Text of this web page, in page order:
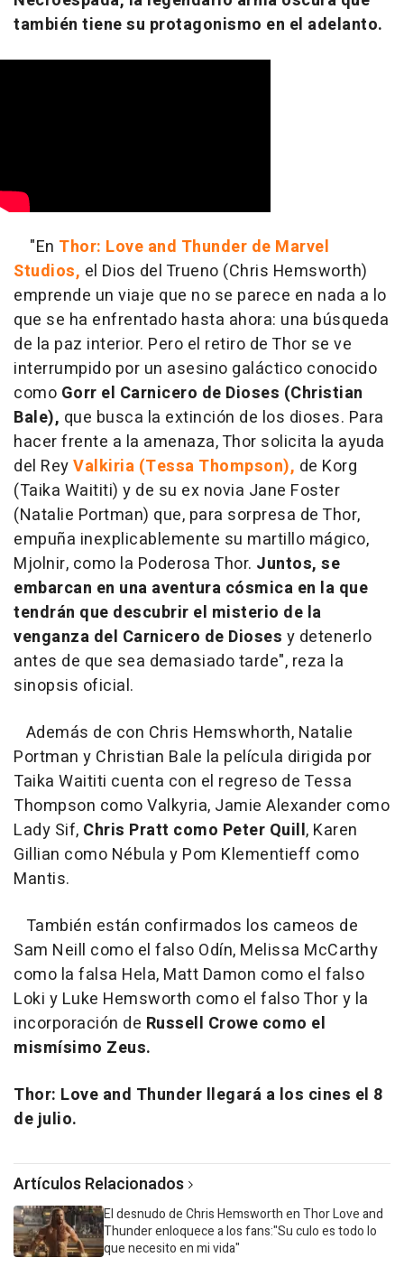
también tiene su protagonismo en el adelanto.
"En Thor: Love and Thunder de Marvel
Studios, el Dios del Trueno (Chris Hemsworth)
emprende un viaje que no se parece en nada a lo
que se ha enfrentado hasta ahora: una búsqueda
de la paz interior. Pero el retiro de Thor se ve
interrumpido por un asesino galáctico conocido
como Gorr el Carnicero de Dioses (Christian
Bale), que busca la extinción de los dioses. Para
hacer frente a la amenaza, Thor solicita la ayuda
del ReyValkiria (Tessa Thompson), de Korg
(Taika Waititi) y de su ex novia Jane Foster
(Natalie Portman) que, para sorpresa de Thor,
empuña inexplicablemente su martillo mágico,
Mjolnir, como la Poderosa Thor. Juntos, se
embarcan en una aventura cósmica en la que
tendrán que descubrir el misterio de la
venganza del Carnicero de Dioses y detenerlo
antes de que sea demasiado tarde", reza la
sinopsis oficial.
Además de con Chris Hemswhorth, Natalie
Portman y Christian Bale la película dirigida por
Taika Waititi cuenta con el regreso de Tessa
Thompson como Valkyria, Jamie Alexander como
Lady Sif, Chris Pratt como Peter Quill, Karen
Gillian como Nébula y Pom Klementieff como
Mantis.
También están confirmados los cameos de
Sam Neill como el falso Odín, Melissa McCarthy
como la falsa Hela, Matt Damon como el falso
Loki y Luke Hemsworth como el falso Thor y la
incorporación de Russell Crowe como el
mismísimo Zeus.
Thor: Love and Thunder llegará a los cines el 8
de julio.
Artículos Relacionados
El desnudo de Chris Hemsworth en Thor Love and
Thunder enloquece a los fans:"Su culo es todo lo
que necesito en mi vida"